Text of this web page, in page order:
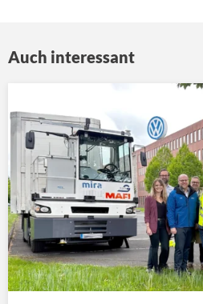
Auch interessant